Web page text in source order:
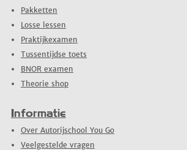
Pakketten
Losse lessen
Praktijkexamen
Tussentijdse toets
BNOR examen
Theorie shop
Informatie
Over Autorijschool You Go
Veelgestelde vragen